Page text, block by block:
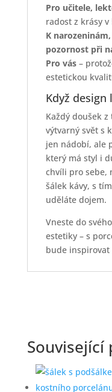
Pro učitele,
radost z krásy
K
pozornost při
Pro vás–
estetickou
Když
Každý doušek
výtvarný svět s
jen nádobí, ale
který má styl i
chvíli pro sebe,
šálek kávy, s
uděláte dojem.
Vneste do
estetiky – s
bude inspirovat